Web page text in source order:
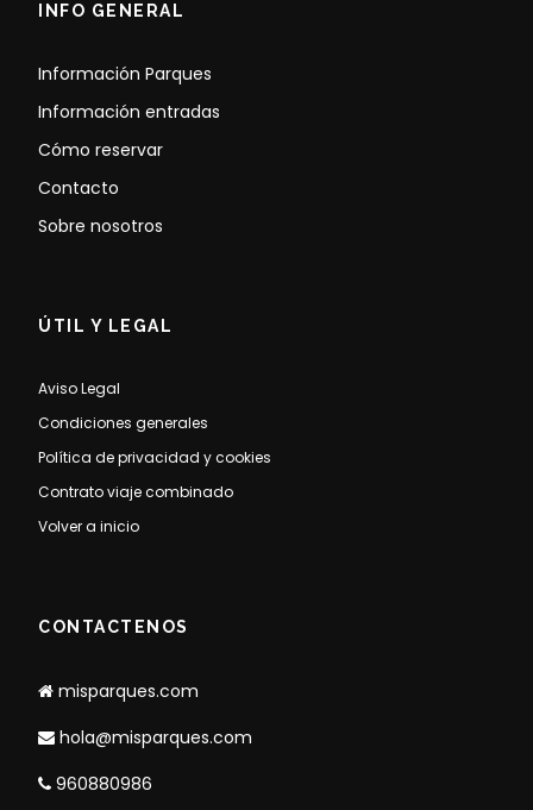
INFO GENERAL
Información Parques
Información entradas
Cómo reservar
Contacto
Sobre nosotros
ÚTIL Y LEGAL
Aviso Legal
Condiciones generales
Política de privacidad y cookies
Contrato viaje combinado
Volver a inicio
CONTACTENOS
misparques.com
hola@misparques.com
960880986